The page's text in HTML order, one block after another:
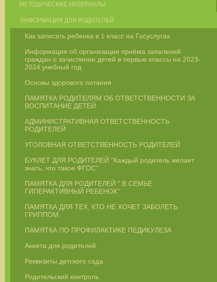
МЕТОДИЧЕСКИЕ МАТЕРИАЛЫ
ИНФОРМАЦИЯ ДЛЯ РОДИТЕЛЕЙ
Как записать ребенка в 1 класс на Госуслугах
Информация об организации приёма заявлений
граждан о зачислении детей в первые классы на 2023-
2024 учебный год
Основы здорового питания
ПАМЯТКА РОДИТЕЛЯМ ОБ ОТВЕТСТВЕННОСТИ ЗА
ВОСПИТАНИЕ ДЕТЕЙ
АДМИНИСТРАТИВНАЯ ОТВЕТСТВЕННОСТЬ
РОДИТЕЛЕЙ
УГОЛОВНАЯ ОТВЕТСТВЕННОСТЬ РОДИТЕЛЕЙ
БУКЛЕТ ДЛЯ РОДИТЕЛЕЙ "Каждый родитель желает
знать, что такое ФГОС"
ПАМЯТКА ДЛЯ РОДИТЕЛЕЙ " В СЕМЬЕ
ГИПЕРАКТИВНЫЙ РЕБЕНОК"
ПАМЯТКА ДЛЯ ТЕХ, КТО НЕ ХОЧЕТ ЗАБОЛЕТЬ
ГРИППОМ
ПАМЯТКА ПО ПРОФИЛАКТИКЕ ПЕДИКУЛЕЗА
Анкета для родителей
Реквизиты детского сада
Родительский контроль